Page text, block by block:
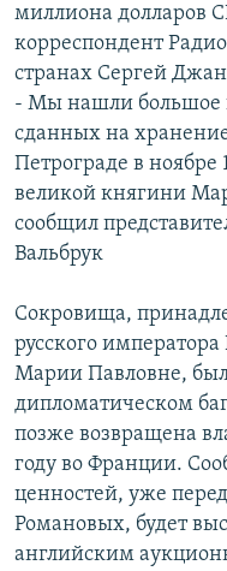
СОЦИАЛЬНЫЕ СЕТИ
Все сайты РСЕ/РС
миллиона долларов
корреспондент
странах Сергей
- Мы нашли большое
сданных на
Петрограде в ноябре
великой княгини
сообщил
Вальбрук
Сокровища,
русского
Марии Павловне,
дипломатическом
позже возвращена
году во Франции.
ценностей, уже
Романовых, будет
английским